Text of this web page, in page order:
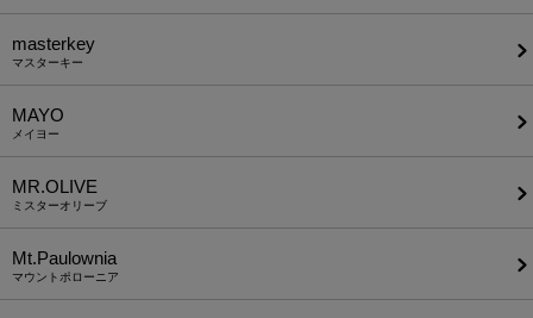
masterkey
マスターキー
MAYO
メイヨー
MR.OLIVE
ミスターオリーブ
Mt.Paulownia
マウントポローニア